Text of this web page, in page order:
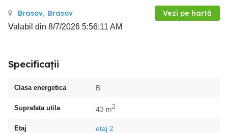
Brasov, Brasov Vezi pe hartă
Valabil din 8/7/2026 5:56:11 AM
Specificații
Clasa energetica B
Suprafata utila 43 m2
Etaj etaj 2